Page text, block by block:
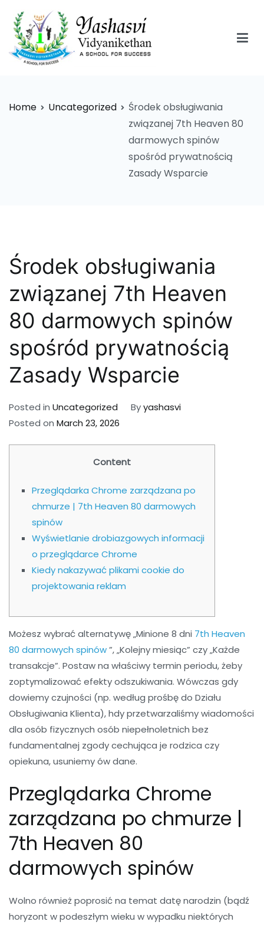
content
Home Uncategorized
Środek obsługiwania
związanej 7th Heaven 80
darmowych spinów
spośród prywatnością
Zasady Wsparcie
Środek obsługiwania
związanej 7th Heaven
80 darmowych spinów
spośród prywatnością
Zasady Wsparcie
Posted in Uncategorized Byyashasvi
Posted on March 23, 2026
Content
Przeglądarka Chrome zarządzana po
chmurze | 7th Heaven 80 darmowych
spinów
Wyświetlanie drobiazgowych informacji
o przeglądarce Chrome
Kiedy nakazywać plikami cookie do
projektowania reklam
Możesz wybrać alternatywę „Minione 8 dni 7th Heaven
80 darmowych spinów”, „Kolejny miesiąc” czy „Każde
transakcje”. Postaw na właściwy termin periodu, żeby
zoptymalizować efekty odszukiwania. Wówczas gdy
dowiemy czujności (np. według prośbę do Działu
Obsługiwania Klienta), hdy przetwarzaliśmy wiadomości
dla osób fizycznych osób niepełnoletnich bez
fundamentalnej zgody cechująca je rodzica czy
opiekuna, usuniemy ów dane.
Przeglądarka Chrome
zarządzana po chmurze |
7th Heaven 80
darmowych spinów
Wolno również poprosić na temat datę narodzin (bądź
horyzont w podeszłym wieku w wypadku niektórych